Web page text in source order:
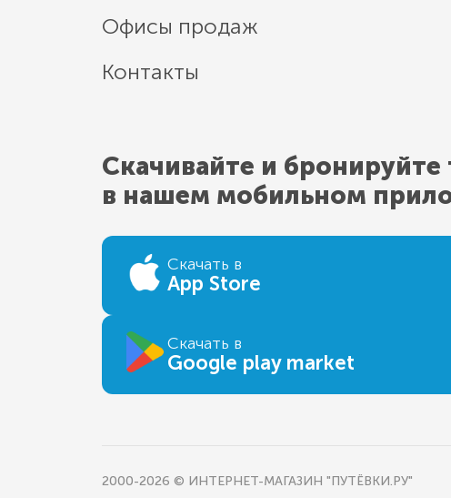
Офисы продаж
Контакты
Скачивайте и бронируйте
в нашем мобильном
Скачать в
App Store
Скачать в
Google play market
2000-2026 © ИНТЕРНЕТ-МАГАЗИН "ПУТЁВКИ.РУ"